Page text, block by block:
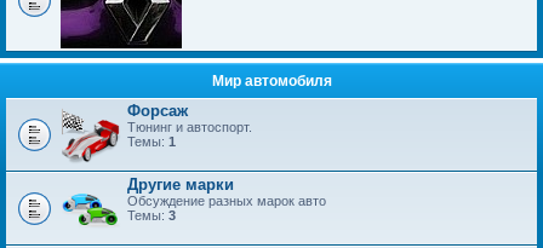
Мир автомобиля
Форсаж
Тюнинг и автоспорт.
Темы: 1
Другие марки
Обсуждение разных марок авто
Темы: 3